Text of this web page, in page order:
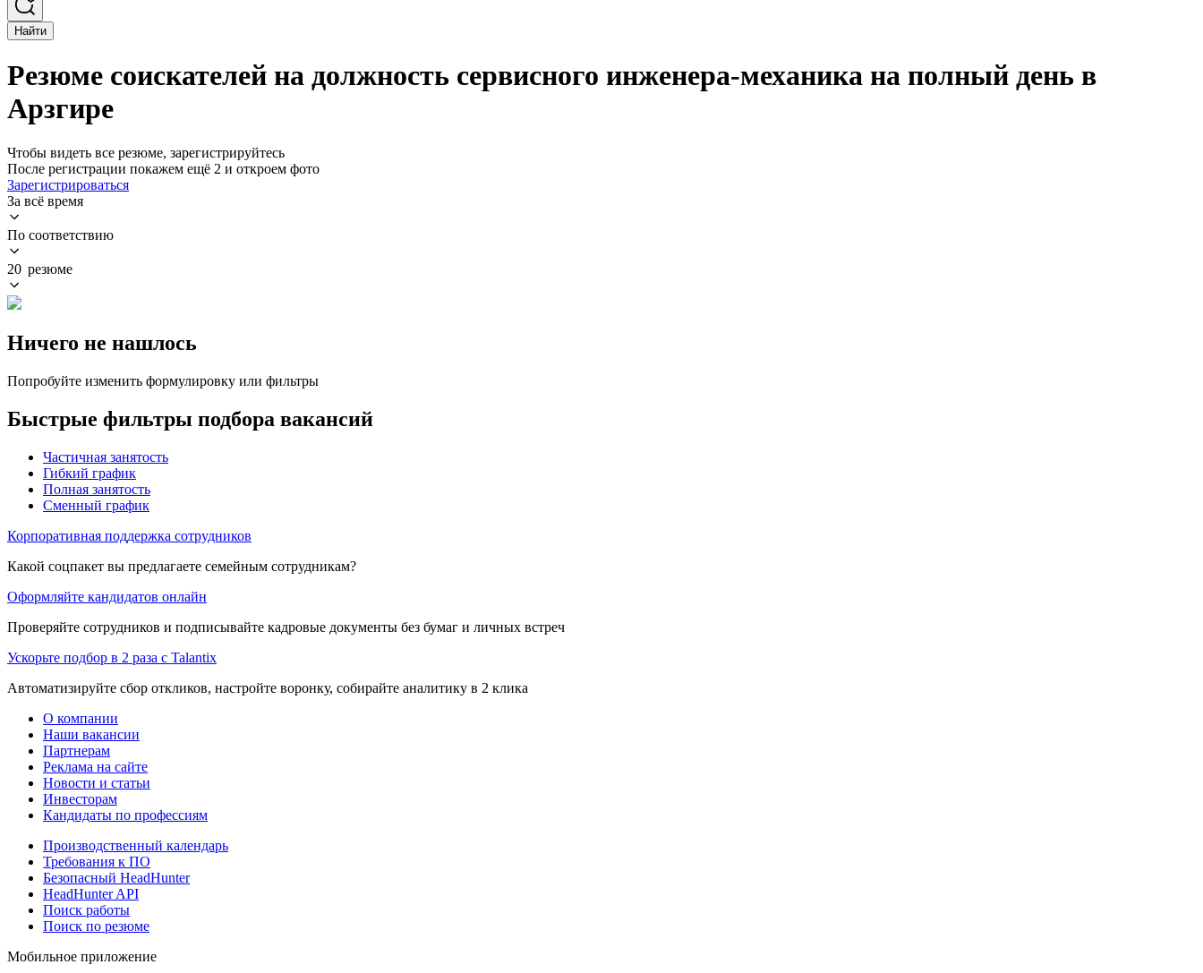
Найти
Резюме соискателей на должность сервисного инженера-механика на полный день в
Арзгире
Чтобы видеть все резюме, зарегистрируйтесь
После регистрации покажем ещё 2 и откроем фото
Зарегистрироваться
За всё время
По соответствию
20 резюме
Ничего не нашлось
Попробуйте изменить формулировку или фильтры
Быстрые фильтры подбора вакансий
Частичная занятость
Гибкий график
Полная занятость
Сменный график
Корпоративная поддержка сотрудников
Какой соцпакет вы предлагаете семейным сотрудникам?
Оформляйте кандидатов онлайн
Проверяйте сотрудников и подписывайте кадровые документы без бумаг и личных встреч
Ускорьте подбор в 2 раза с Talantix
Автоматизируйте сбор откликов, настройте воронку, собирайте аналитику в 2 клика
О компании
Наши вакансии
Партнерам
Реклама на сайте
Новости и статьи
Инвесторам
Кандидаты по профессиям
Производственный календарь
Требования к ПО
Безопасный HeadHunter
HeadHunter API
Поиск работы
Поиск по резюме
Мобильное приложение